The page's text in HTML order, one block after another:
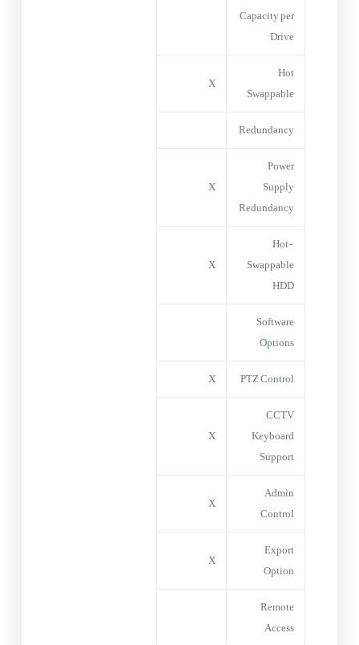
Capacity per
Drive
Hot
Swappable
X
Redundancy
Power
Supply
Redundancy
X
Hot-
Swappable
HDD
X
Software
Options
PTZ Control
X
CCTV
Keyboard
Support
X
Admin
Control
X
Export
Option
X
Remote
Access